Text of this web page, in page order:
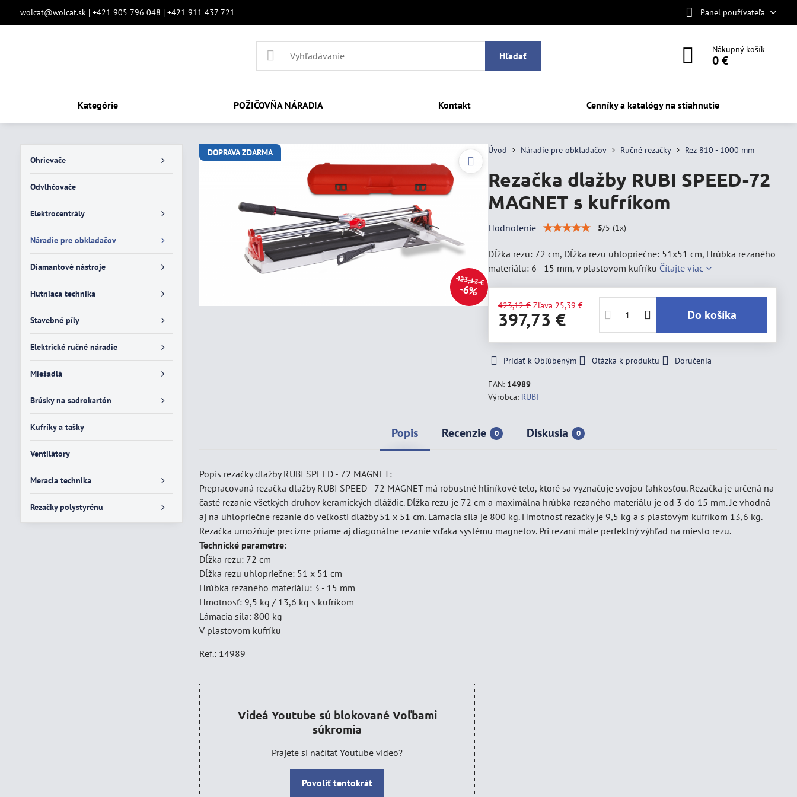
wolcat@wolcat.sk | +421 905 796 048 | +421 911 437 721 Panel používateľa
Hľadať
Nákupný košík
0 €
Kategórie POŽIČOVŇA NÁRADIA Kontakt Cenníky a katalógy na stiahnutie
DOPRAVA ZDARMA
423,12 €
6%
Úvod Náradie pre obkladačov Ručné rezačky Rez 810 - 1000 mm
Rezačka dlažby RUBI SPEED-72
MAGNET s kufríkom
Hodnotenie 5/5 (1x)
Dĺžka rezu: 72 cm, Dĺžka rezu uhlopriečne: 51x51 cm, Hrúbka rezaného
materiálu: 6 - 15 mm, v plastovom kufríku Čítajte viac
423,12 € Zľava 25,39 €
397,73 € Do košíka
Pridať k Obľúbeným Otázka k produktu Doručenia
EAN: 14989
Výrobca: RUBI
Popis Recenzie 0 Diskusia 0
Popis rezačky dlažby RUBI SPEED - 72 MAGNET:
Prepracovaná rezačka dlažby RUBI SPEED - 72 MAGNET má robustné hliníkové telo, ktoré sa vyznačuje svojou ľahkosťou. Rezačka je určená na
časté rezanie všetkých druhov keramických dláždic. Dĺžka rezu je 72 cm a maximálna hrúbka rezaného materiálu je od 3 do 15 mm. Je vhodná
aj na uhlopriečne rezanie do veľkosti dlažby 51 x 51 cm. Lámacia sila je 800 kg. Hmotnosť rezačky je 9,5 kg a s plastovým kufríkom 13,6 kg.
Rezačka umožňuje precízne priame aj diagonálne rezanie vďaka systému magnetov. Pri rezaní máte perfektný výhľad na miesto rezu.
Technické parametre:
Dĺžka rezu: 72 cm
Dĺžka rezu uhlopriečne: 51 x 51 cm
Hrúbka rezaného materiálu: 3 - 15 mm
Hmotnosť: 9,5 kg / 13,6 kg s kufríkom
Lámacia sila: 800 kg
V plastovom kufríku
Ref.: 14989
Videá Youtube sú blokované Voľbami
súkromia
Prajete si načítať Youtube video?
Povoliť tentokrát
Ohrievače
Odvlhčovače
Elektrocentrály
Náradie pre obkladačov
Diamantové nástroje
Hutniaca technika
Stavebné píly
Elektrické ručné náradie
Miešadlá
Brúsky na sadrokartón
Kufríky a tašky
Ventilátory
Meracia technika
Rezačky polystyrénu